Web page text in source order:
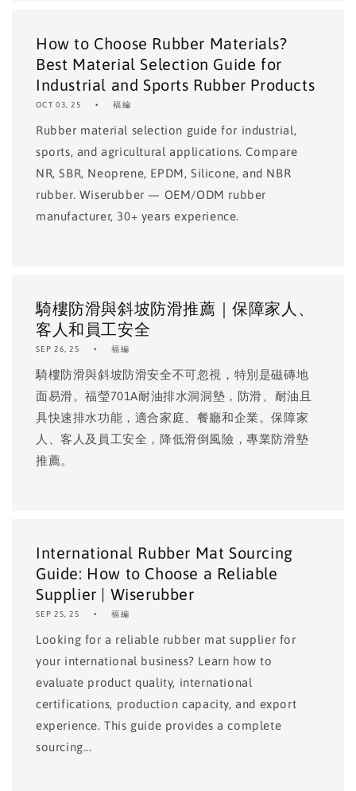
How to Choose Rubber Materials?
Best Material Selection Guide for
Industrial and Sports Rubber Products
OCT 03, 25 福編
Rubber material selection guide for industrial,
sports, and agricultural applications. Compare
NR, SBR, Neoprene, EPDM, Silicone, and NBR
rubber. Wiserubber — OEM/ODM rubber
manufacturer, 30+ years experience.
騎樓防滑與斜坡防滑推薦｜保障家人、
客人和員工安全
SEP 26, 25 福編
騎樓防滑與斜坡防滑安全不可忽視，特別是磁磚地
面易滑。福瑩701A耐油排水洞洞墊，防滑、耐油且
具快速排水功能，適合家庭、餐廳和企業。保障家
人、客人及員工安全，降低滑倒風險，專業防滑墊
推薦。
International Rubber Mat Sourcing
Guide: How to Choose a Reliable
Supplier | Wiserubber
SEP 25, 25 福編
Looking for a reliable rubber mat supplier for
your international business? Learn how to
evaluate product quality, international
certifications, production capacity, and export
experience. This guide provides a complete
sourcing...